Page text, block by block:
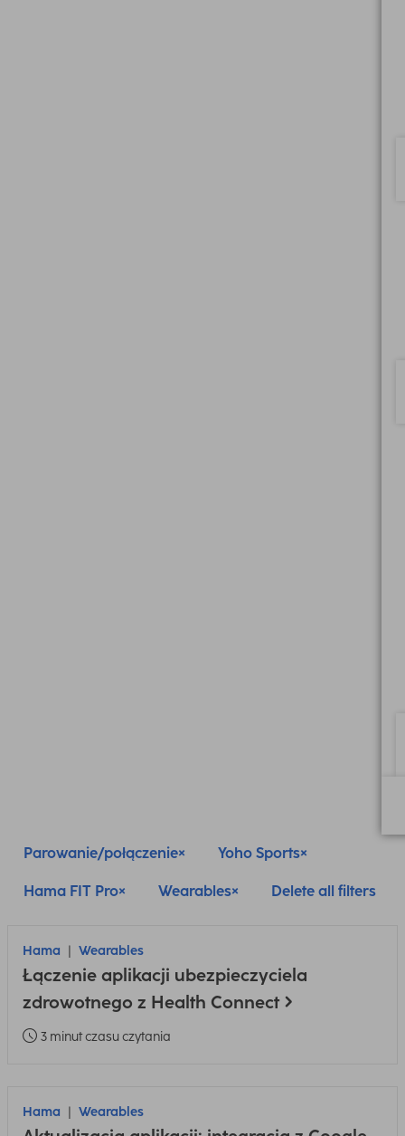
Parowanie/połączenie Yoho Sports
Hama FIT Pro Wearables Delete all filters
Hama Wearables
Łączenie aplikacji ubezpieczyciela
zdrowotnego z Health Connect
3 minut czasu czytania
Hama Wearables